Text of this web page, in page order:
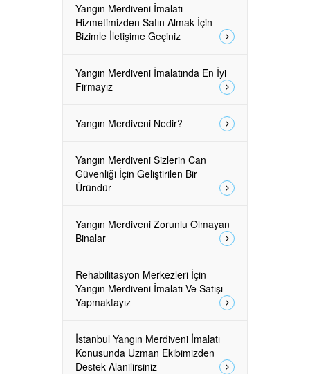
Yangın Merdiveni İmalatı
Hizmetimizden Satın Almak İçin
Bizimle İletişime Geçiniz
Yangın Merdiveni İmalatında En İyi
Firmayız
Yangın Merdiveni Nedir?
Yangın Merdiveni Sizlerin Can
Güvenliği İçin Geliştirilen Bir
Üründür
Yangın Merdiveni Zorunlu Olmayan
Binalar
Rehabilitasyon Merkezleri İçin
Yangın Merdiveni İmalatı Ve Satışı
Yapmaktayız
İstanbul Yangın Merdiveni İmalatı
Konusunda Uzman Ekibimizden
Destek Alanilirsiniz